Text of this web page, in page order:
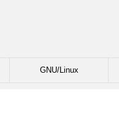
GNU/Linux